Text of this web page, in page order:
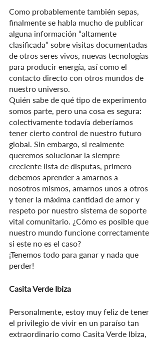
Como probablemente también sepas,
finalmente se habla mucho de publicar
alguna información “altamente
clasificada” sobre visitas documentadas
de otros seres vivos, nuevas tecnologías
para producir energía, así como el
contacto directo con otros mundos de
nuestro universo.
Quién sabe de qué tipo de experimento
somos parte, pero una cosa es segura:
colectivamente todavía deberíamos
tener cierto control de nuestro futuro
global. Sin embargo, si realmente
queremos solucionar la siempre
creciente lista de disputas, primero
debemos aprender a amarnos a
nosotros mismos, amarnos unos a otros
y tener la máxima cantidad de amor y
respeto por nuestro sistema de soporte
vital comunitario. ¿Cómo es posible que
nuestro mundo funcione correctamente
si este no es el caso?
¡Tenemos todo para ganar y nada que
perder!
Casita Verde Ibiza
Personalmente, estoy muy feliz de tener
el privilegio de vivir en un paraíso tan
extraordinario como Casita Verde Ibiza,